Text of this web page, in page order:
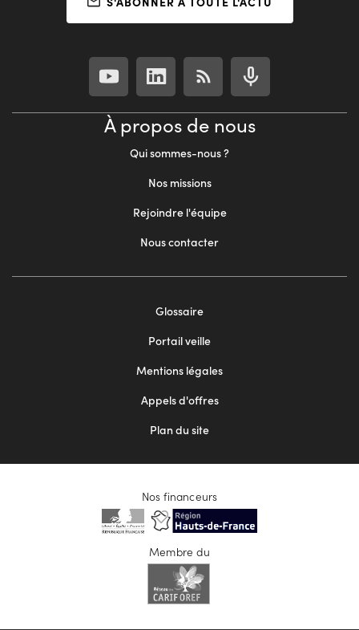
À propos de nous
Qui sommes-nous ?
Nos missions
Rejoindre l'équipe
Nous contacter
Glossaire
Portail veille
Mentions légales
Appels d'offres
Plan du site
Nos financeurs
Membre du